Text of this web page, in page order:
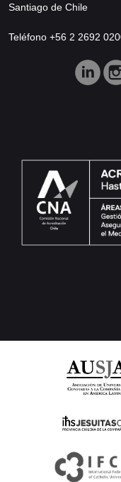
Santiago de Chile
Teléfono +56 2 2692